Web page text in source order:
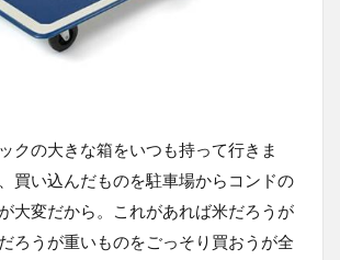
クの大きな箱をいつも持って行きま
買い込んだものを駐車場からコンドの
大変だから。これがあれば米だろうが
ろうが重いものをごっそり買おうが全